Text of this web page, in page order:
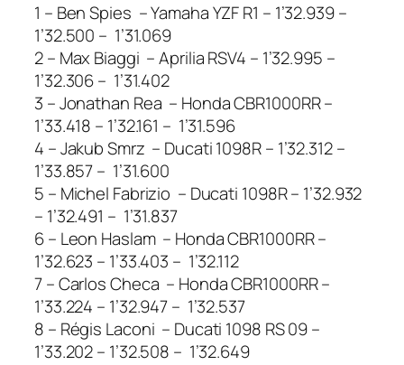
1 – Ben Spies – Yamaha YZF R1 – 1’32.939 –
1’32.500 – 1’31.069
2 – Max Biaggi – Aprilia RSV4 – 1’32.995 –
1’32.306 – 1’31.402
3 – Jonathan Rea – Honda CBR1000RR –
1’33.418 – 1’32.161 – 1’31.596
4 – Jakub Smrz – Ducati 1098R – 1’32.312 –
1’33.857 – 1’31.600
5 – Michel Fabrizio – Ducati 1098R – 1’32.932
– 1’32.491 – 1’31.837
6 – Leon Haslam – Honda CBR1000RR –
1’32.623 – 1’33.403 – 1’32.112
7 – Carlos Checa – Honda CBR1000RR –
1’33.224 – 1’32.947 – 1’32.537
8 – Régis Laconi – Ducati 1098 RS 09 –
1’33.202 – 1’32.508 – 1’32.649